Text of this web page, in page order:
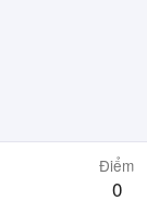
Điểm
0